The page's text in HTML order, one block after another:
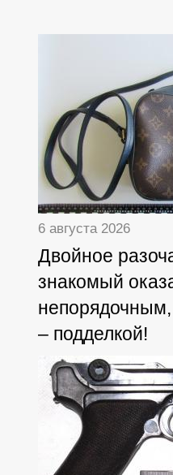
6 августа 2026
Двойное
знакомый
– подделкой!